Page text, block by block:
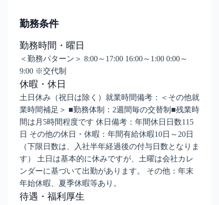
勤務条件
勤務時間・曜日
＜勤務パターン＞ 8:00～17:00 16:00～1:00 0:00～
9:00 ※交代制
休暇・休日
土日休み（祝日は除く）就業時間備考：＜その他就
業時間補足＞ ■勤務体制：2週間毎の交替制■残業時
間は月5時間程度です 休日備考：年間休日日数115
日 その他の休日・休暇：年間有給休暇10日～20日
（下限日数は、入社半年経過後の付与日数となりま
す） 土日は基本的に休みですが、土曜は会社カレ
ンダーに基づいて出勤があります。 その他：年末
年始休暇、夏季休暇等あり。
待遇・福利厚生